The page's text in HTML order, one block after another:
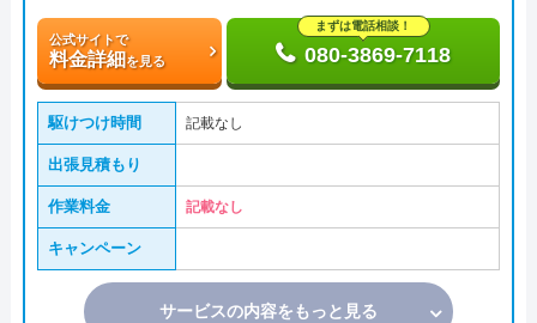
公式サイトで
料金詳細を見る
まずは電話相談！
080-3869-7118
駆けつけ時間 記載なし
出張見積もり
作業料金 記載なし
キャンペーン
サービスの内容をもっと見る